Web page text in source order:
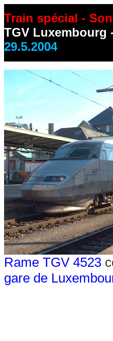
Train spécial -
TGV Luxembourg
29.5.2004
Rame TGV 4523
gare de